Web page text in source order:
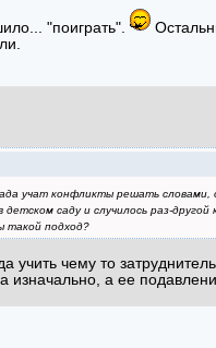
"поиграть".
учат конфликты решать
саду и случилось раз-
такой подход?
учить чему то
изначально, а ее